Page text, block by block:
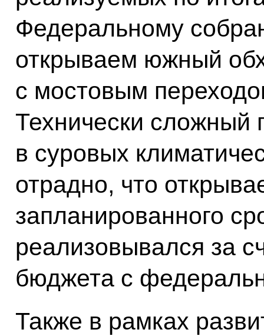
Федеральному
открываем южный
с мостовым
Технически сложный
в суровых
отрадно, что
запланированного
реализовывался за
бюджета с
Также в рамках